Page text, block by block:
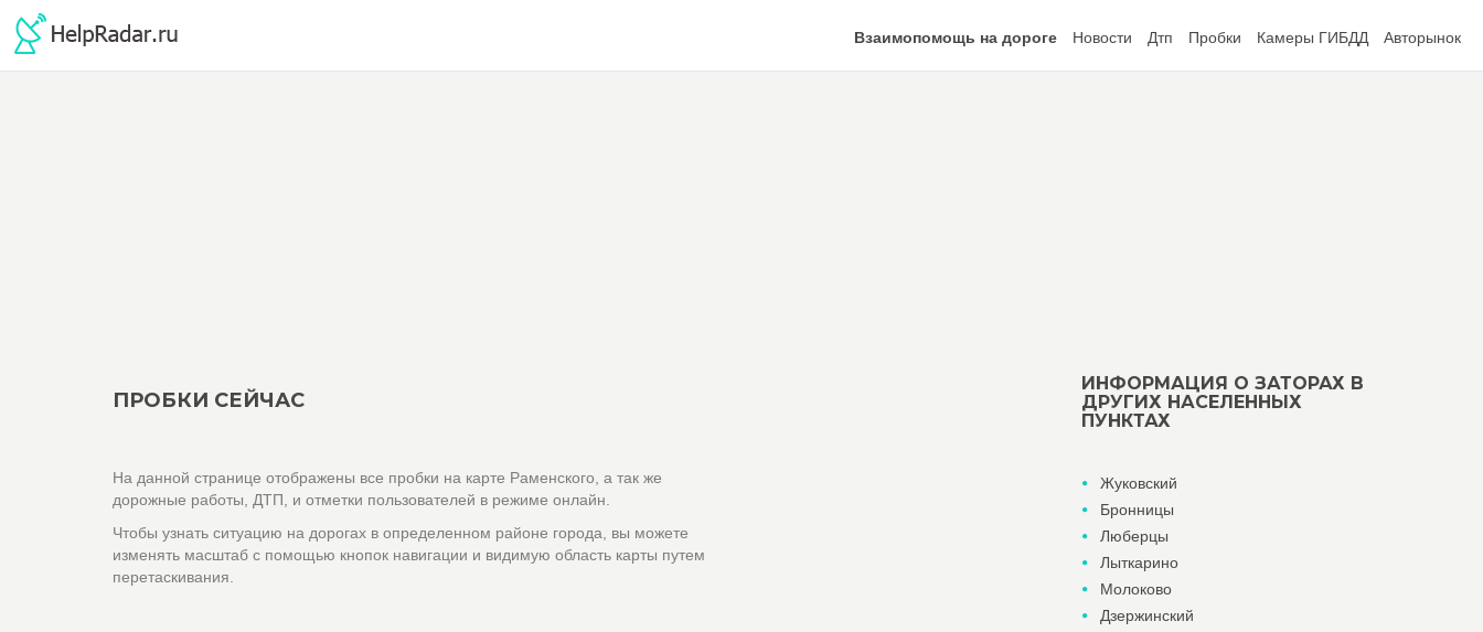
Взаимопомощь на дороге Новости Дтп Пробки Камеры ГИБДД Авторынок
ПРОБКИ СЕЙЧАС
На данной странице отображены все пробки на карте Раменского, а так же
дорожные работы, ДТП, и отметки пользователей в режиме онлайн.
Чтобы узнать ситуацию на дорогах в определенном районе города, вы можете
изменять масштаб с помощью кнопок навигации и видимую область карты путем
перетаскивания.
ИНФОРМАЦИЯ О ЗАТОРАХ В
ДРУГИХ НАСЕЛЕННЫХ
ПУНКТАХ
Жуковский
Бронницы
Люберцы
Лыткарино
Молоково
Дзержинский